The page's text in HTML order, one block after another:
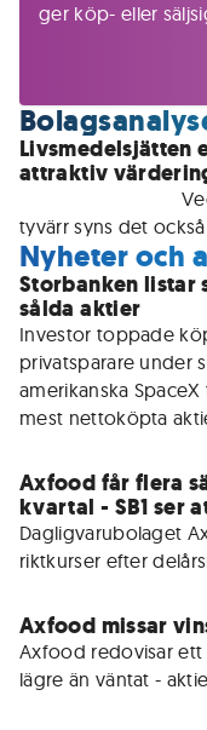
ger köp- eller
Livsmedelsjätten
attraktiv
För medlemmar •
tyvärr syns det
Nyheter och
Storbanken listar
sålda aktier
Investor toppade
privatsparare under
amerikanska
mest nettoköpta
Axfood får flera
kvartal - SB1 ser
Dagligvarubolaget
riktkurser efter
Axfood missar
Axfood redovisar ett
lägre än väntat -